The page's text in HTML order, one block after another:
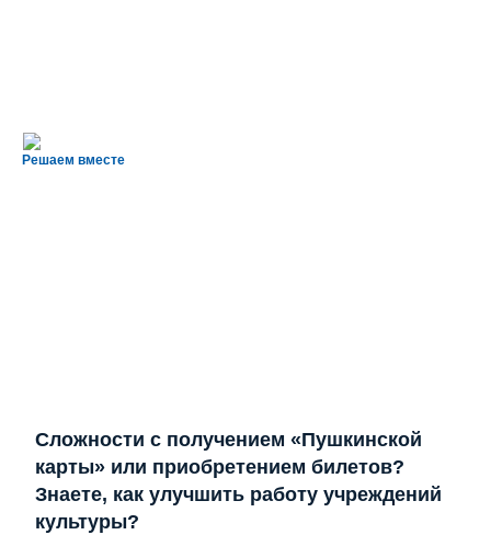
Решаем вместе
Сложности с получением «Пушкинской
карты» или приобретением билетов?
Знаете, как улучшить работу учреждений
культуры?